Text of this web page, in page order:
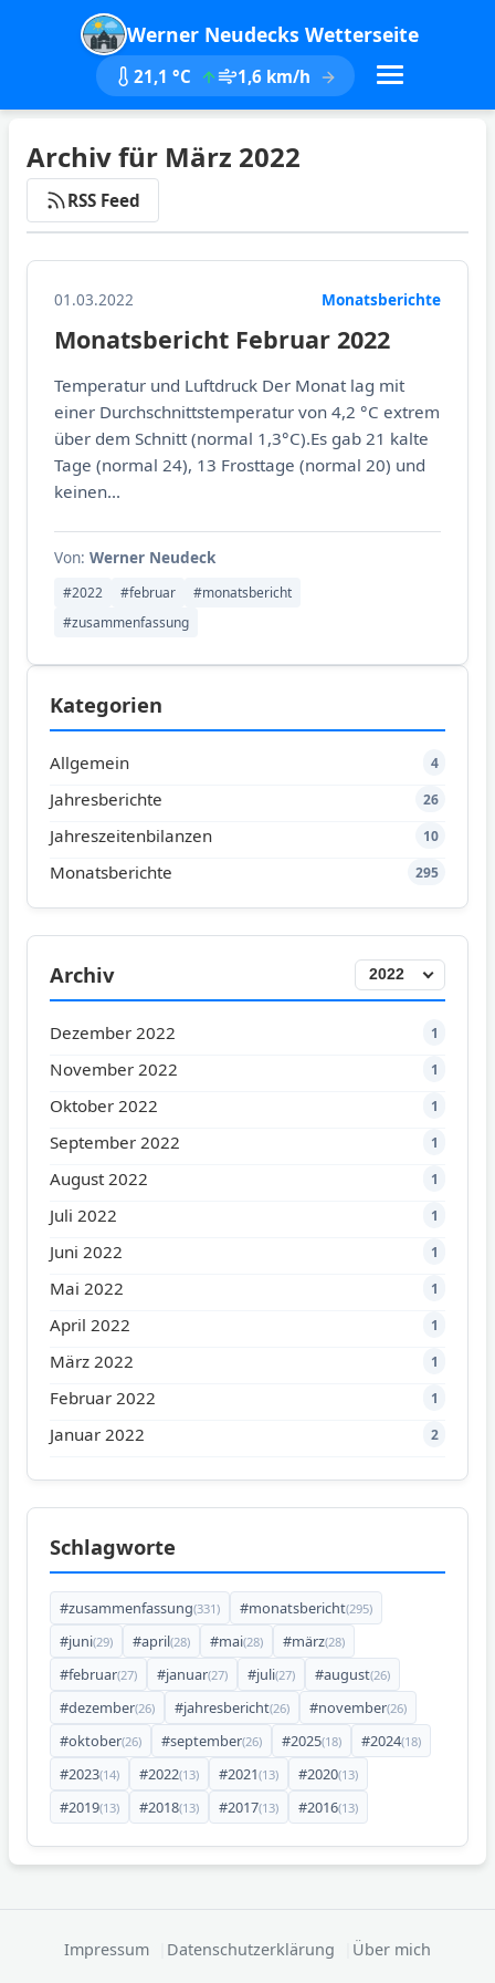
Werner Neudecks Wetterseite
21,1 °C 1,6 km/h
Archiv für März 2022
RSS Feed
01.03.2022 Monatsberichte
Monatsbericht Februar 2022
Temperatur und Luftdruck Der Monat lag mit
einer Durchschnittstemperatur von 4,2 °C extrem
über dem Schnitt (normal 1,3°C).Es gab 21 kalte
Tage (normal 24), 13 Frosttage (normal 20) und
keinen...
Von: Werner Neudeck
#2022 #februar
#monatsbericht
#zusammenfassung
Kategorien
Allgemein 4
Jahresberichte 26
Jahreszeitenbilanzen 10
Monatsberichte 295
Archiv
Dezember 2022 1
November 2022 1
Oktober 2022 1
September 2022 1
August 2022 1
Juli 2022 1
Juni 2022 1
Mai 2022 1
April 2022 1
März 2022 1
Februar 2022 1
Januar 2022 2
Schlagworte
#zusammenfassung(331) #monatsbericht(295)
#juni(29) #april(28) #mai(28) #märz(28)
#februar(27) #januar(27) #juli(27) #august(26)
#dezember(26) #jahresbericht(26) #november(26)
#oktober(26) #september(26) #2025(18) #2024(18)
#2023(14) #2022(13) #2021(13) #2020(13)
#2019(13) #2018(13) #2017(13) #2016(13)
Impressum Datenschutzerklärung
Über mich